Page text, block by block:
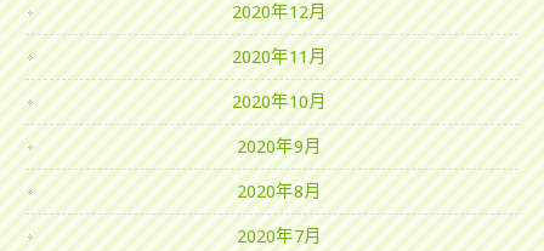
2020年12月
2020年11月
2020年10月
2020年9月
2020年8月
2020年7月